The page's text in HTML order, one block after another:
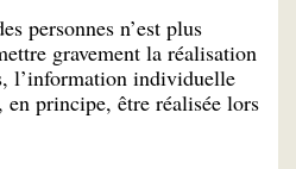
personnes n’est plus
gravement la réalisation
l’information individuelle
en principe, être réalisée lors